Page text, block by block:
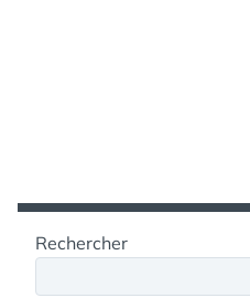
Rechercher